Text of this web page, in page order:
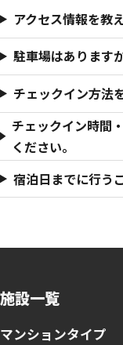
アクセス情報を教
駐車場はあります
チェックイン方法
チェックイン時間
ください。
宿泊日までに行う
施設一覧
マンションタイプ